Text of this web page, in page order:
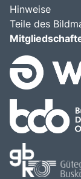
Hinweise
Teile des